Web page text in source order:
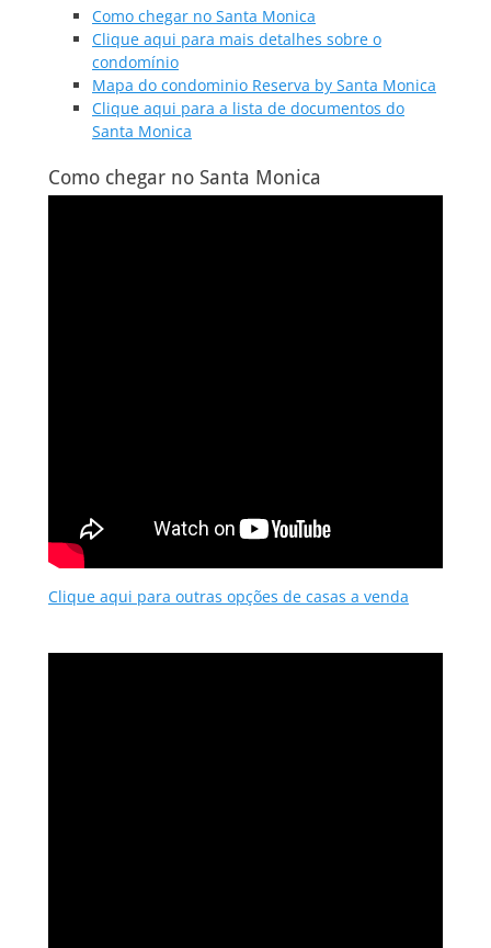
Como chegar no Santa Monica
Clique aqui para mais detalhes sobre o
condomínio
Mapa do condominio Reserva by Santa Monica
Clique aqui para a lista de documentos do
Santa Monica
Como chegar no Santa Monica
Clique aqui para outras opções de casas a venda